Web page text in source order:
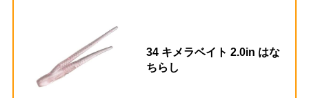
34 キメラベイト 2.0in はな
ちらし